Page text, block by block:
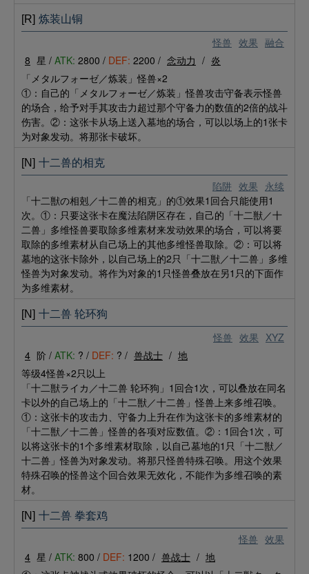
怪兽 效果 融合
[R] 炼装山铜
8 星 / ATK: 2800 / DEF: 2200 / 念动力 / 炎
「メタルフォーゼ／炼装」怪兽×2
①：自己的「メタルフォーゼ／炼装」怪兽攻击守备表示怪兽
的场合，给予对手其攻击力超过那个守备力的数值的2倍的战斗
伤害。②：这张卡从场上送入墓地的场合，可以以场上的1张卡
为对象发动。将那张卡破坏。
陷阱 效果 永续
[N] 十二兽的相克
「十二獣の相剋／十二兽的相克」的①效果1回合只能使用1
次。①：只要这张卡在魔法陷阱区存在，自己的「十二獣／十
二兽」多维怪兽要取除多维素材来发动效果的场合，可以将要
取除的多维素材从自己场上的其他多维怪兽取除。②：可以将
墓地的这张卡除外，以自己场上的2只「十二獣／十二兽」多维
怪兽为对象发动。将作为对象的1只怪兽叠放在另1只的下面作
为多维素材。
怪兽 效果 XYZ
[N] 十二兽 轮环狗
4 阶 / ATK: ? / DEF: ? / 兽战士 / 地
等级4怪兽×2只以上
「十二獣ライカ／十二兽 轮环狗」1回合1次，可以叠放在同名
卡以外的自己场上的「十二獣／十二兽」怪兽上来多维召唤。
①：这张卡的攻击力、守备力上升在作为这张卡的多维素材的
「十二獣／十二兽」怪兽的各项对应数值。②：1回合1次，可
以将这张卡的1个多维素材取除，以自己墓地的1只「十二獣／
十二兽」怪兽为对象发动。将那只怪兽特殊召唤。用这个效果
特殊召唤的怪兽这个回合效果无效化，不能作为多维召唤的素
材。
怪兽 效果
[N] 十二兽 拳套鸡
4 星 / ATK: 800 / DEF: 1200 / 兽战士 / 地